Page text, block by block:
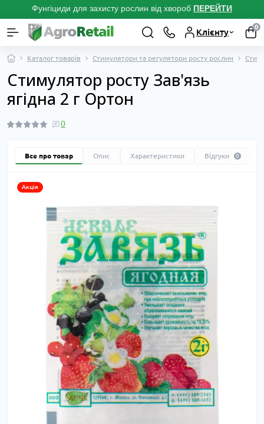
Фунгіциди для захисту рослин від хвороб ПЕРЕЙТИ
Клієнту
0
Каталог товарів Стимулятори та регулятори росту рослин
Стимулятор росту Зав'язь
ягідна 2 г Ортон
0
Все про товар Опис Характеристики Відгуки 0
Акція